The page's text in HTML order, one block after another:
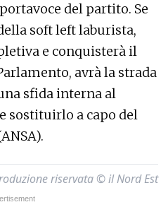
del partito. Se
soft left laburista,
e conquisterà il
avrà la strada
sfida interna al
sostituirlo a capo del
riservata © il Nord Est